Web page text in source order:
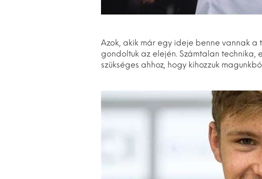
Azok, akik már egy ideje benne vannak
gondoltuk az elején. Számtalan technika,
szükséges ahhoz, hogy kihozzuk